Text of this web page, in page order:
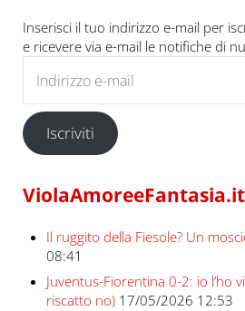
Inserisci il tuo indirizzo e-mail per
e ricevere via e-mail le notifiche di
Iscriviti
ViolaAmoreeFantasia.it
Il ruggito della Fiesole? Un
08:41
Juventus-Fiorentina 0-2: io l’ho
riscatto no) 17/05/2026 12:53